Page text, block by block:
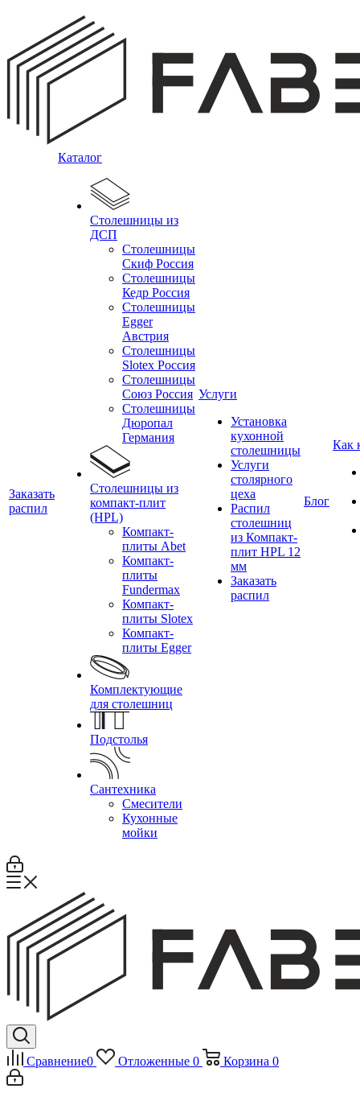
Заказать
распил
Каталог
Столешницы из
ДСП
Столешницы
Скиф Россия
Столешницы
Кедр Россия
Столешницы
Egger
Австрия
Столешницы
Slotex Россия
Столешницы
Союз Россия
Столешницы
Дюропал
Германия
Столешницы из
компакт-плит
(HPL)
Компакт-
плиты Abet
Компакт-
плиты
Fundermax
Компакт-
плиты Slotex
Компакт-
плиты Egger
Комплектующие
для столешниц
Подстолья
Сантехника
Смесители
Кухонные
мойки
Услуги
Установка
кухонной
столешницы
Услуги
столярного
цеха
Распил
столешниц
из Компакт-
плит HPL 12
мм
Заказать
распил
Блог
Как
Сравнение0 Отложенные 0 Корзина 0